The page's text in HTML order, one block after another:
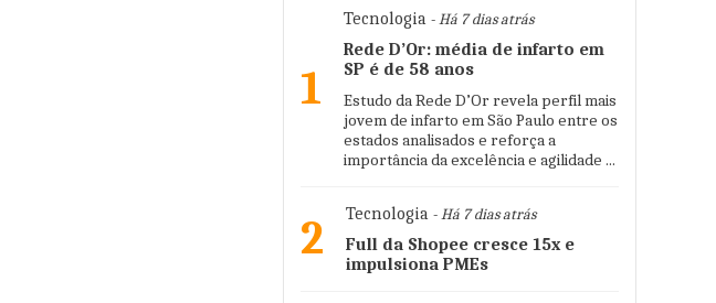
1
Tecnologia - Há 7 dias atrás
Rede D’Or: média de infarto em
SP é de 58 anos
Estudo da Rede D’Or revela perfil mais
jovem de infarto em São Paulo entre os
estados analisados e reforça a
importância da excelência e agilidade ...
2 Tecnologia - Há 7 dias atrás
Full da Shopee cresce 15x e
impulsiona PMEs